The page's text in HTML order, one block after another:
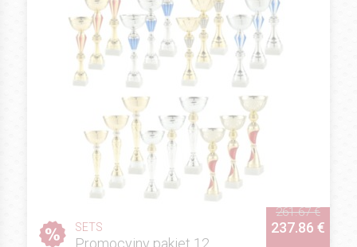
SETS
Promocyjny pakiet 12
261.67 €
237.86 €